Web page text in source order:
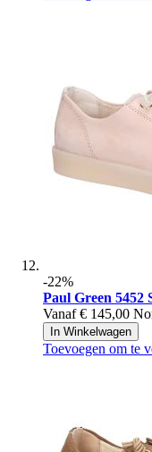
-22%
Paul Green 5452
Vanaf € 145,00
In Winkelwagen
Toevoegen om te